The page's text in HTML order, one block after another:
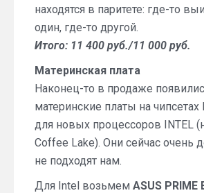
находятся в паритете: где-то
один, где-то другой.
Итого: 11 400 руб./11 000 руб.
Материнская плата
Наконец-то в продаже
материнские платы на чипсетах
для новых процессоров INTEL
Coffee Lake). Они сейчас очень
не подходят нам.
Для Intel возьмем ASUS PRIME